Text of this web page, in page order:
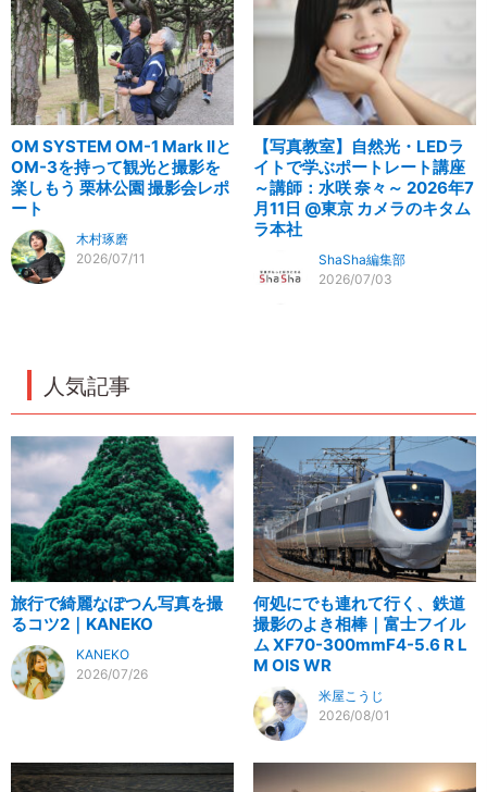
OM SYSTEM OM-1 Mark IIと
OM-3を持って観光と撮影を
楽しもう 栗林公園 撮影会レポ
ート
木村琢磨
2026/07/11
【写真教室】自然光・LEDラ
イトで学ぶポートレート講座
～講師：水咲 奈々～ 2026年7
月11日 @東京 カメラのキタム
ラ本社
ShaSha編集部
2026/07/03
人気記事
旅行で綺麗なぽつん写真を撮
るコツ2｜KANEKO
KANEKO
2026/07/26
何処にでも連れて行く、鉄道
撮影のよき相棒｜富士フイル
ム XF70-300mmF4-5.6 R L
M OIS WR
米屋こうじ
2026/08/01